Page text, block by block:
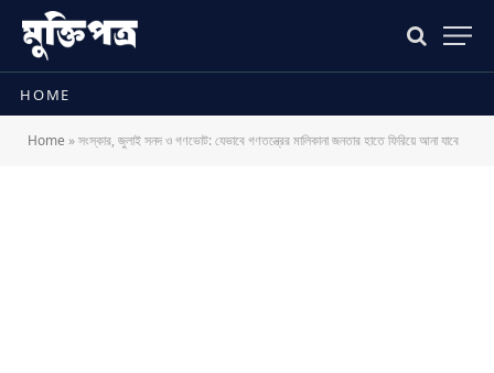
HOME
Home »সংস্কার, জুলাই সনদ ও গণভোট: যেভাবে গণতন্ত্রের মালিকানা জনতার হাতে ফিরিয়ে আনা যাবে